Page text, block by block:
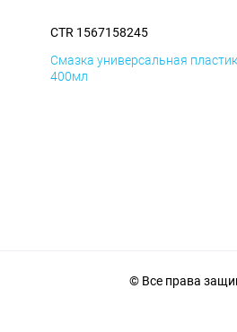
CTR 1567158245
Смазка универсальная
400мл
© Все права